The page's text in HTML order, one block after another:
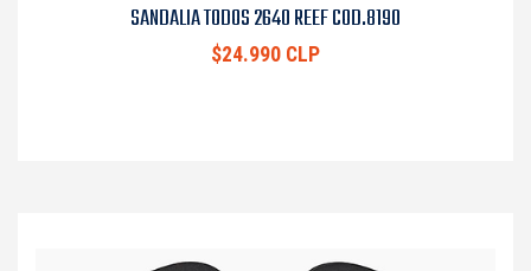
SANDALIA TODOS 2640 REEF COD.8190
$24.990 CLP